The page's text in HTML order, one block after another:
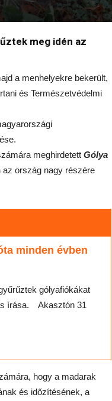
meg idén az
a menhelyekre bekerült,
és Természetvédelmi
meghirdetett Gólya
az ország nagy részére
minden évben
gólyafiókákat
írása. Akasztón 31
hogy a madarak
és időzítésének, a